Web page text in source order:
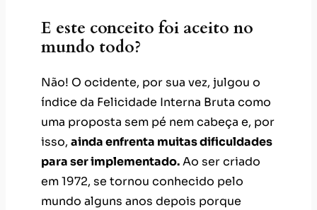
E este conceito foi aceito no
mundo todo?
Não! O ocidente, por sua vez, julgou o
índice da Felicidade Interna Bruta como
uma proposta sem pé nem cabeça e, por
isso, ainda enfrenta muitas dificuldades
para ser implementado.Ao ser criado
em 1972, se tornou conhecido pelo
mundo alguns anos depois porque